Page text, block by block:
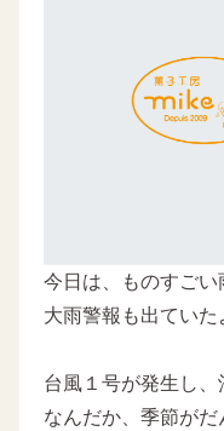
今日は、ものすごい
大雨警報も出ていた
台風１号が発生し、
なんだか、季節がだ